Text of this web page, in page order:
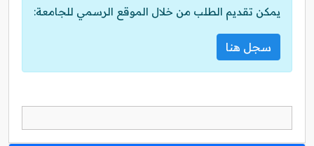
يمكن تقديم الطلب من خلال الموقع الرسمي للجامعة:
سجل هنا